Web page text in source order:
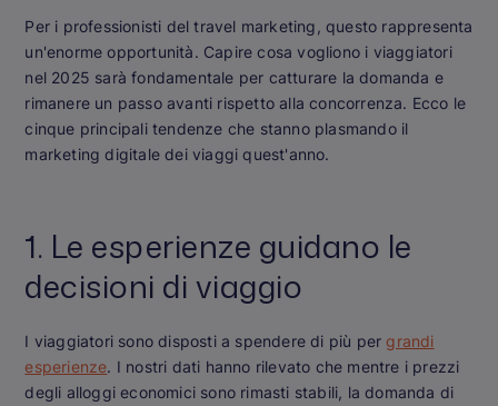
Per i professionisti del travel marketing, questo rappresenta
un'enorme opportunità. Capire cosa vogliono i viaggiatori
nel 2025 sarà fondamentale per catturare la domanda e
rimanere un passo avanti rispetto alla concorrenza. Ecco le
cinque principali tendenze che stanno plasmando il
marketing digitale dei viaggi quest'anno.
1. Le esperienze guidano le
decisioni di viaggio
I viaggiatori sono disposti a spendere di più per grandi
esperienze. I nostri dati hanno rilevato che mentre i prezzi
degli alloggi economici sono rimasti stabili, la domanda di